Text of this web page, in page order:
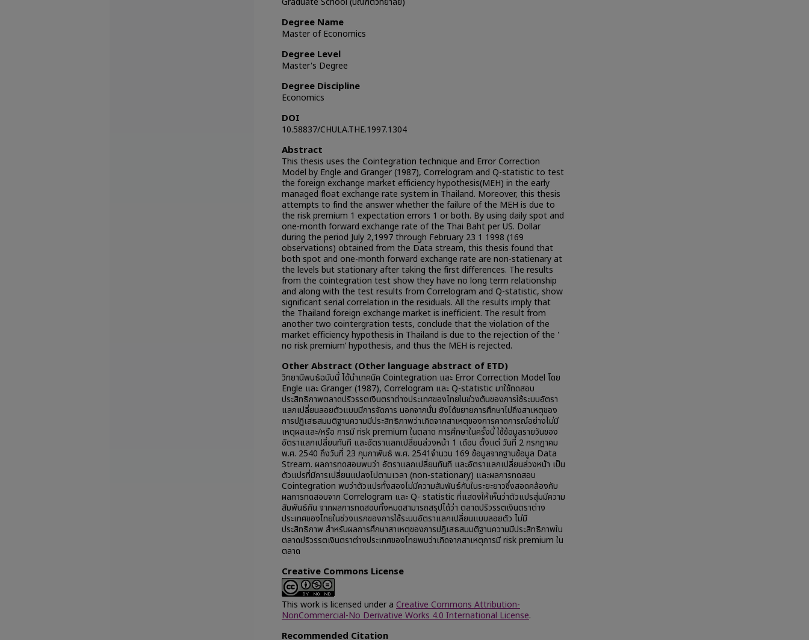
Degree Name
Master of Economics
Degree Level
Master's Degree
Degree Discipline
Economics
DOI
10.58837/CHULA.THE.1997.1304
Abstract
This thesis uses the Cointegration technique and Error Correction
Model by Engle and Granger (1987), Correlogram and Q-statistic to test
the foreign exchange market efficiency hypothesis(MEH) in the early
managed float exchange rate system in Thailand. Moreover, this thesis
attempts to find the answer whether the failure of the MEH is due to
the risk premium 1 expectation errors 1 or both. By using daily spot and
one-month forward exchange rate of the Thai Baht per US. Dollar
during the period July 2,1997 through February 23 1 1998 (169
observations) obtained from the Data stream, this thesis found that
both spot and one-month forward exchange rate are non-statienary at
the levels but stationary after taking the first differences. The results
from the cointegration test show they have no long term relationship
and along with the test results from Correlogram and Q-statistic, show
significant serial correlation in the residuals. All the results imply that
the Thailand foreign exchange market is inefficient. The result from
another two cointergration tests, conclude that the violation of the
market efficiency hypothesis in Thailand is due to the rejection of the '
no risk premium’ hypothesis, and thus the MEH is rejected.
Other Abstract (Other language abstract of ETD)
วิทยานิพนธ์ฉบับนี้ ได้นำเทคนิค Cointegration และ Error Correction Model โดย
Engle และ Granger (1987), Correlogram และ Q-statistic มาใช้ทดสอบ
ประสิทธิภาพตลาดปริวรรตเงินตราต่างประเทศของไทยในช่วงต้นของการใช้ระบบอัตรา
แลกเปลี่ยนลอยตัวแบบมีการจัดการ นอกจากนั้น ยังได้ขยายการศึกษาไปถึงสาเหตุของ
การปฏิเสธสมมติฐานความมีประสิทธิภาพว่าเกิดจากสาเหตุของการคาดการณ์อย่างไม่มี
เหตุผลและ/หรือ การมี risk premium ในตลาด การศึกษาในครั้งนี้ ใช้ข้อมูลรายวันของ
อัตราแลกเปลี่ยนทันที และอัตราแลกเปลี่ยนล่วงหน้า 1 เดือน ตั้งแต่ วันที่ 2 กรกฎาคม
พ.ศ. 2540 ถึงวันที่ 23 กุมภาพันธ์ พ.ศ. 2541จำนวน 169 ข้อมูลจากฐานข้อมูล Data
Stream. ผลการทดสอบพบว่า อัตราแลกเปลี่ยนทันที และอัตราแลกเปลี่ยนล่วงหน้า เป็น
ตัวแปรที่มีการเปลี่ยนแปลงไปตามเวลา (non-stationary) และผลการทดสอบ
Cointegration พบว่าตัวแปรทั้งสองไม่มีความสัมพันธ์กันในระยะยาวซึ่งสอดคล้องกับ
ผลการทดสอบจาก Correlogram และ Q- statistic ที่แสดงให้เห็นว่าตัวแปรสุ่มมีความ
สัมพันธ์กัน จากผลการทดสอบทั้งหมดสามารถสรุปได้ว่า ตลาดปริวรรตเงินตราต่าง
ประเทศของไทยในช่วงแรกของการใช้ระบบอัตราแลกเปลี่ยนแบบลอยตัว ไม่มี
ประสิทธิภาพ สำหรับผลการศึกษาสาเหตุของการปฏิเสธสมมติฐานความมีประสิทธิภาพใน
ตลาดปริวรรตเงินตราต่างประเทศของไทยพบว่าเกิดจากสาเหตุการมี risk premium ใน
ตลาด
Creative Commons License
This work is licensed under a Creative Commons Attribution-
NonCommercial-No Derivative Works 4.0 International License.
Recommended Citation